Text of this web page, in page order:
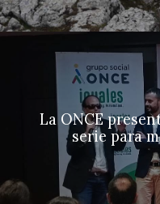
La ONCE
serie para